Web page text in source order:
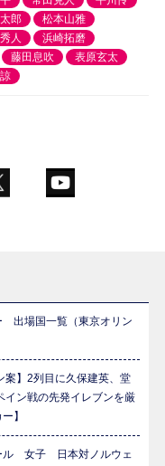
郎
松本山雅
人
浜崎拓磨
藤田息吹
表原玄太
出場国一覧（東京オリン
案】2列目に久保建英、堂
ン戦の先発イレブンを厳
】
ル 女子 日本対ノルウェ